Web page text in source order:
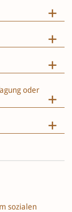
oder
sozialen